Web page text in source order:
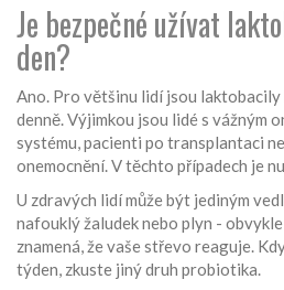
Je bezpečné užívat
den?
Ano. Pro většinu lidí jsou laktobacily
denně. Výjimkou jsou lidé s vážným
systému, pacienti po transplantaci
onemocnění. V těchto případech je
U zdravých lidí může být jediným
nafouklý žaludek nebo plyn -
znamená, že vaše střevo reaguje.
týden, zkuste jiný druh probiotika.